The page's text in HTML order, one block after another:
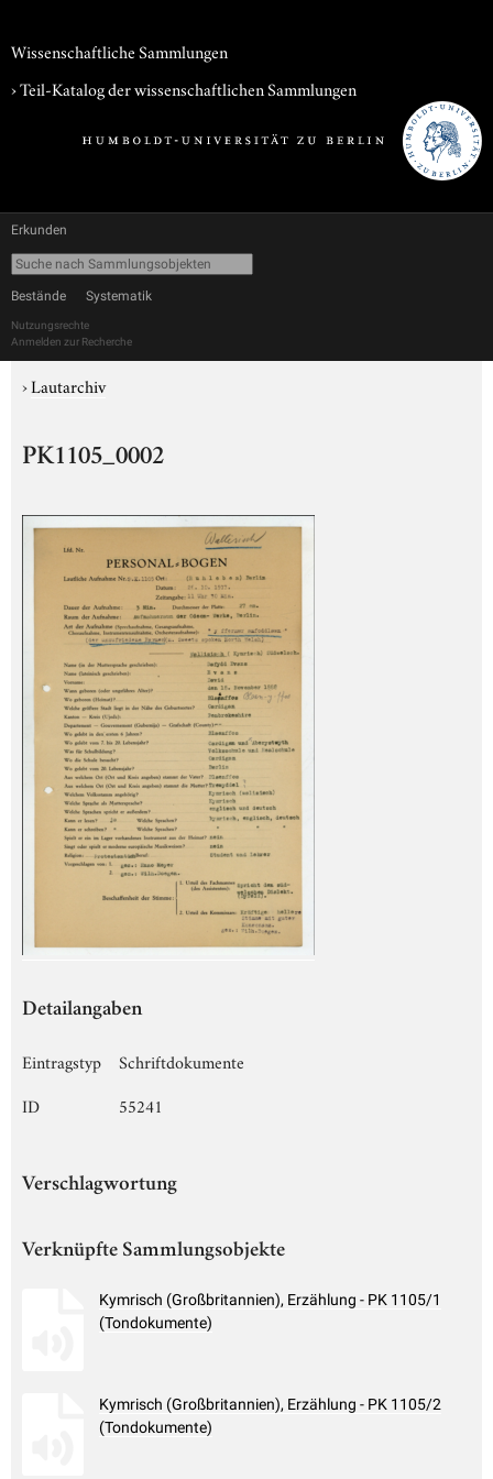
Wissenschaftliche Sammlungen
› Teil-Katalog der wissenschaftlichen Sammlungen
Erkunden
Bestände Systematik
Nutzungsrechte
Anmelden zur Recherche
›Lautarchiv
PK1105_0002
Detailangaben
Eintragstyp
Schriftdokumente
ID
55241
Verschlagwortung
Verknüpfte Sammlungsobjekte
Kymrisch (Großbritannien), Erzählung - PK 1105/1
(Tondokumente)
Kymrisch (Großbritannien), Erzählung - PK 1105/2
(Tondokumente)